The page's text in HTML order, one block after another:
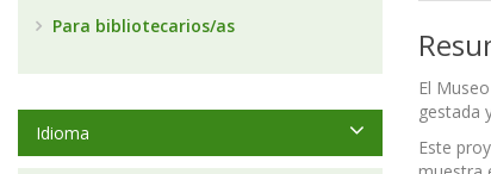
El
gestada
Este
Para bibliotecarios/as
Idioma